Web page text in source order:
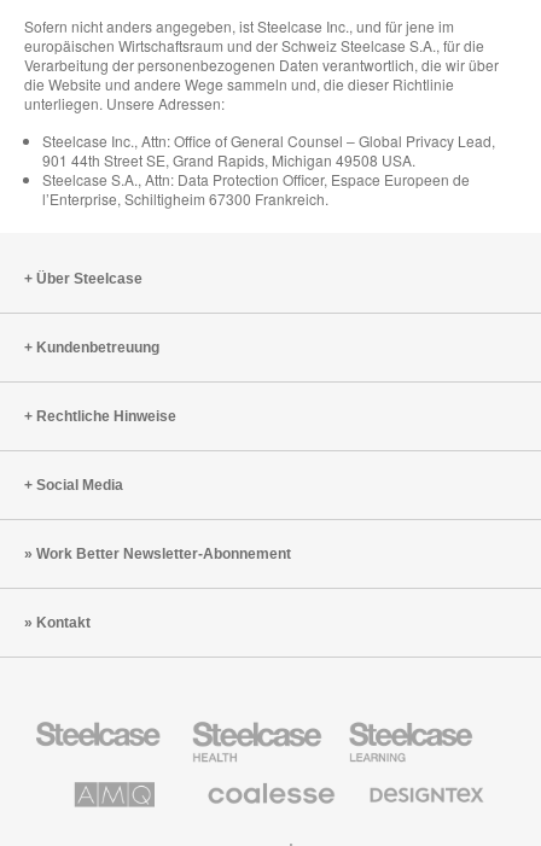
Sofern nicht anders angegeben, ist Steelcase Inc., und für jene im
europäischen Wirtschaftsraum und der Schweiz Steelcase S.A., für die
Verarbeitung der personenbezogenen Daten verantwortlich, die wir über
die Website und andere Wege sammeln und, die dieser Richtlinie
unterliegen. Unsere Adressen:
Steelcase Inc., Attn: Office of General Counsel – Global Privacy Lead,
901 44th Street SE, Grand Rapids, Michigan 49508 USA.
Steelcase S.A., Attn: Data Protection Officer, Espace Europeen de
l’Enterprise, Schiltigheim 67300 Frankreich.
Über Steelcase
Kundenbetreuung
Rechtliche Hinweise
Social Media
Work Better Newsletter-Abonnement
Kontakt
Büromöbel
Health
Education
Möbel
Solutions
Büromöbel
Textilien